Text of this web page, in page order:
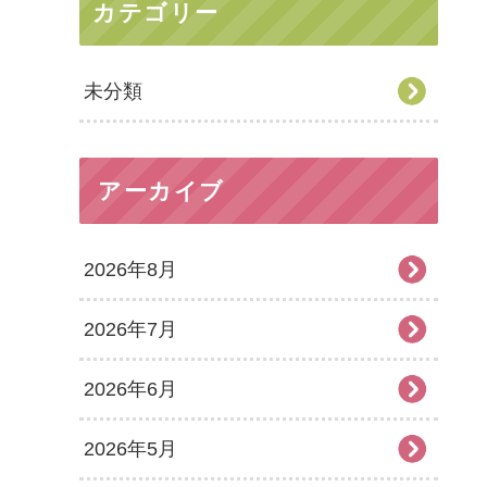
カテゴリー
未分類
アーカイブ
2026年8月
2026年7月
2026年6月
2026年5月